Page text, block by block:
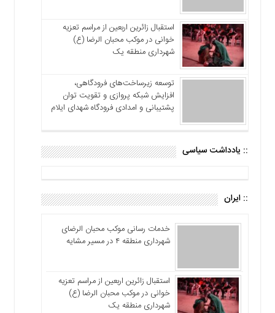
استقبال زائرین اربعین از مراسم تعزیه
خوانی در موکب محبان الرضا (ع)
شهرداری منطقه یک
توسعه زیرساخت‌های فرودگاهی،
افزایش شبکه پروازی و تقویت توان
پشتیبانی و امدادی فرودگاه شهدای ایلام
:: یادداشت سیاسی
:: ایران
خدمات رسانی موکب محبان الرضای
شهرداری منطقه ۴ در مسیر مشایه
استقبال زائرین اربعین از مراسم تعزیه
خوانی در موکب محبان الرضا (ع)
شهرداری منطقه یک